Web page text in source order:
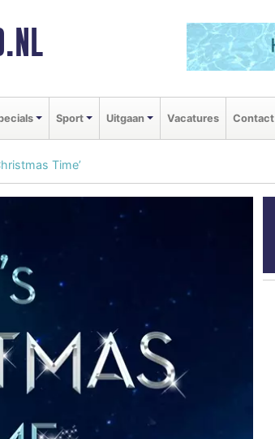
Sport Uitgaan Vacatures Contact
Time’